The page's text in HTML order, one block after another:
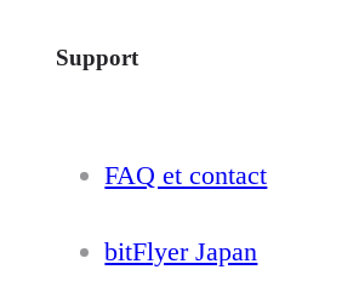
Support
FAQ et contact
bitFlyer Japan